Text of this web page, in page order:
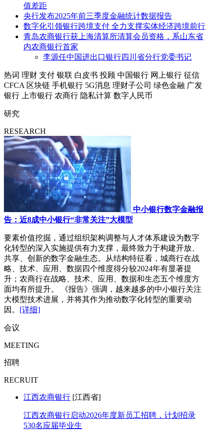
值差距
央行发布2025年前三季度金融统计数据报告
数字化引领银行跨境支付 全力支撑实体经济跨境前行
青岛农商银行获上海清算所清算会员资格，系山东省
内农商银行首家
李源任中国进出口银行四川省分行党委书记
热词 理财 支付 银联 白皮书 投顾 中国银行 网上银行 征信
CFCA 区块链 手机银行 5G消息 理财子公司 绿色金融 广发
银行
上市银行 农商行 隐私计算 数字人民币
研究
RESEARCH
中小银行数字金融报
告：近8成中小银行“非常关注”大模型
要素价值挖掘，通过组织架构调整与人才体系建设为数字
化转型的深入实施提供有力支撑，最终致力于构建开放、
共享、创新的数字金融生态。从结构特征看，城商行在战
略、技术、应用、数据四个维度得分较2024年有显著提
升；农商行在战略、技术、应用、数据和生态五个维度方
面均有所提升。 《报告》强调，越来越多的中小银行关注
大模型技术进展，并将其作为推动数字化转型的重要动
因。 [详细]
会议
MEETING
招聘
RECRUIT
江西农商银行 [江西省]
江西农商银行启动2026年度新员工招聘，计划招录
530名应届毕业生